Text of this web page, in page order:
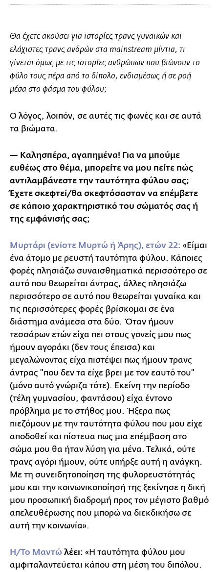
Θα έχετε ακούσει για ιστορίες τρανς γυναικών και
ελάχιστες τρανς ανδρών στα mainstream μίντια, τι
γίνεται όμως με τις ιστορίες ανθρώπων που βιώνουν το
φύλο τους πέρα από το δίπολο, ενδιαμέσως ή σε ροή
μέσα στο φάσμα του φύλου;
Ο λόγος, λοιπόν, σε αυτές τις φωνές και σε αυτά
τα βιώματα.
— Καλησπέρα, αγαπημένα! Για να μπούμε
ευθέως στο θέμα, μπορείτε να μου πείτε πώς
αντιλαμβάνεστε την ταυτότητα φύλου σας;
Έχετε σκεφτεί/θα σκεφτόσασταν να επέμβετε
σε κάποιο χαρακτηριστικό του σώματός σας ή
της εμφάνισής σας;
Μυρτάρι (ενίοτε Μυρτώ ή Άρης), ετών 22: «Είμαι
ένα άτομο με ρευστή ταυτότητα φύλου. Κάποιες
φορές πλησιάζω συναισθηματικά περισσότερο σε
αυτό που θεωρείται άντρας, άλλες πλησιάζω
περισσότερο σε αυτό που θεωρείται γυναίκα και
τις περισσότερες φορές βρίσκομαι σε ένα
διάστημα ανάμεσα στα δύο. Όταν ήμουν
τεσσάρων ετών είχα πει στους γονείς μου πως
ήμουν αγοράκι (δεν τους έπεισα) και
μεγαλώνοντας είχα πιστέψει πως ήμουν τρανς
άντρας "που δεν τα είχε βρει με τον εαυτό του"
(μόνο αυτό γνώριζα τότε). Εκείνη την περίοδο
(τέλη γυμνασίου, φαντάσου) είχα έντονο
πρόβλημα με το στήθος μου. Ήξερα πως
πιεζόμουν με την ταυτότητα φύλου που μου είχε
αποδοθεί και πίστευα πως μια επέμβαση στο
σώμα μου θα ήταν λύση για μένα. Τελικά, ούτε
τρανς αγόρι ήμουν, ούτε υπήρξε αυτή η ανάγκη.
Με τη συνειδητοποίηση της φυλορευστότητάς
μου και την κοινωνικοποίησή της ξεκίνησε η δική
μου προσωπική διαδρομή προς τον μέγιστο βαθμό
απελευθέρωσης που μπορώ να διεκδικήσω σε
αυτή την κοινωνία».
Η/Το Μαντώ λέει: «Η ταυτότητα φύλου μου
αμφιταλαντεύεται κάπου στη μέση του διπόλου.